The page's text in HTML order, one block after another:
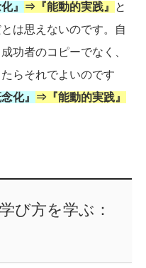
』 ⇒『能動的実践』
と
は思えないのです。自
功者のコピーでなく、
らそれでよいのです
化』
⇒『能動的実践』
び方を学ぶ：